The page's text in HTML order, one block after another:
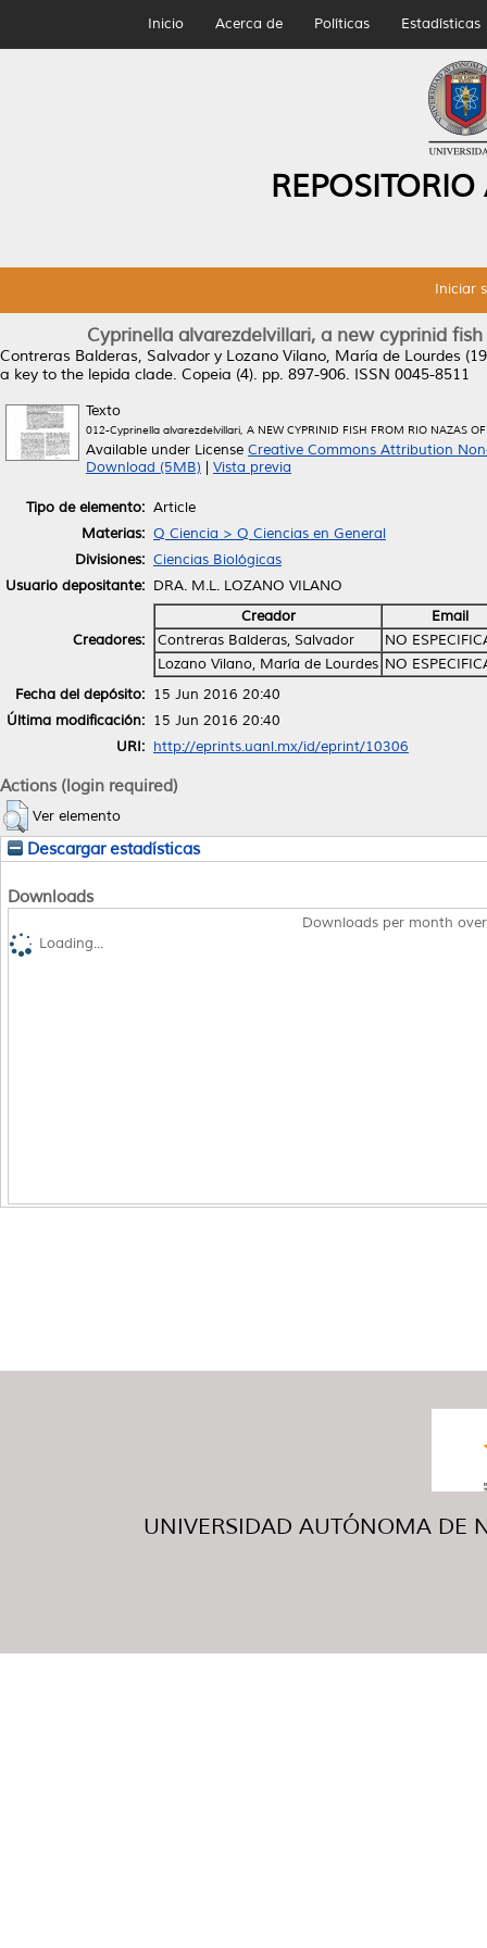
Inicio Acerca de Políticas Estadísticas
Iniciar
Cyprinella alvarezdelvillari, a new cyprinid
Contreras Balderas, Salvador y Lozano Vilano, María de Lourdes
a key to the lepida clade. Copeia (4). pp. 897-906. ISSN 0045-8511
Texto
012-Cyprinella alvarezdelvillari, A NEW CYPRINID FISH FROM RIO NAZAS
Available under License Creative Commons Attribution
Download (5MB)
Vista previa
Tipo de elemento: Article
Materias: Q Ciencia > Q Ciencias en General
Divisiones: Ciencias Biológicas
Usuario depositante: DRA. M.L. LOZANO VILANO
Creadores:
Creador
Email
Contreras Balderas, Salvador
NO
Lozano Vilano, María de Lourdes NO
Fecha del depósito: 15 Jun 2016 20:40
Última modificación: 15 Jun 2016 20:40
URI: http://eprints.uanl.mx/id/eprint/10306
Actions (login required)
Ver elemento
Descargar estadísticas
Downloads
Downloads per month
Loading...
UNIVERSIDAD AUTÓNOMA DE